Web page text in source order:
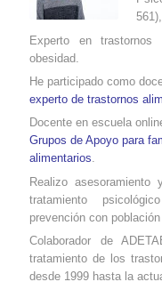
Experto en
obesidad.
He participado como
experto de trastornos
Docente en escuela
Grupos de Apoyo para
alimentarios.
Realizo asesoramiento
tratamiento
prevención con población
Colaborador de
tratamiento de los
desde 1999 hasta la